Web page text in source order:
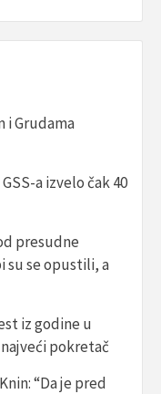
i Grudama
a izvelo čak 40
presudne
su se opustili, a
iz godine u
pokretač
“Da je pred